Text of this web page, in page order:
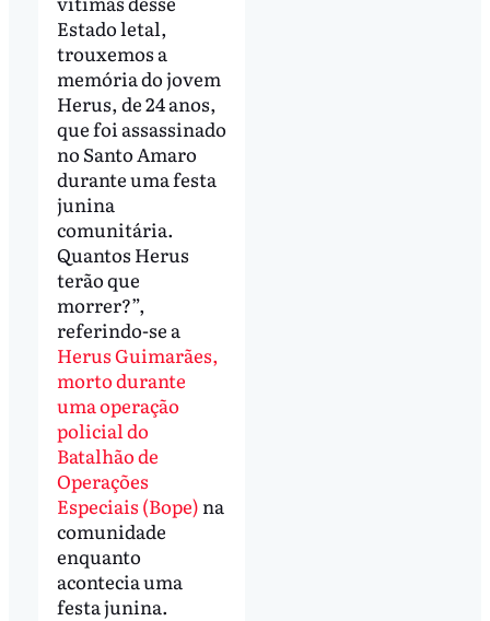
Estado letal,
trouxemos a
memória do jovem
Herus, de 24 anos,
que foi assassinado
no Santo Amaro
durante uma festa
junina
comunitária.
Quantos Herus
terão que
morrer?”,
referindo-se a
Herus Guimarães,
morto durante
uma operação
policial do
Batalhão de
Operações
Especiais (Bope) na
comunidade
enquanto
acontecia uma
festa junina.